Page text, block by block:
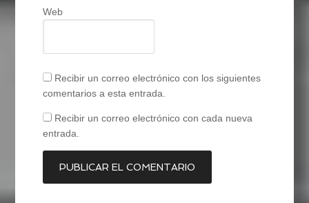
Web
Recibir un correo electrónico con los siguientes
comentarios a esta entrada.
Recibir un correo electrónico con cada nueva
entrada.